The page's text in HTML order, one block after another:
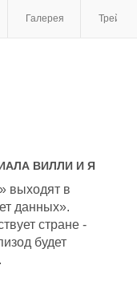
Галерея
ВИЛЛИ И Я
выходят в
данных».
стране -
будет